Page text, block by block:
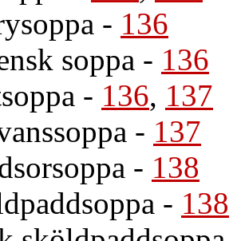
- 136
soppa - 136
- 136, 137
- 137
- 138
- 138